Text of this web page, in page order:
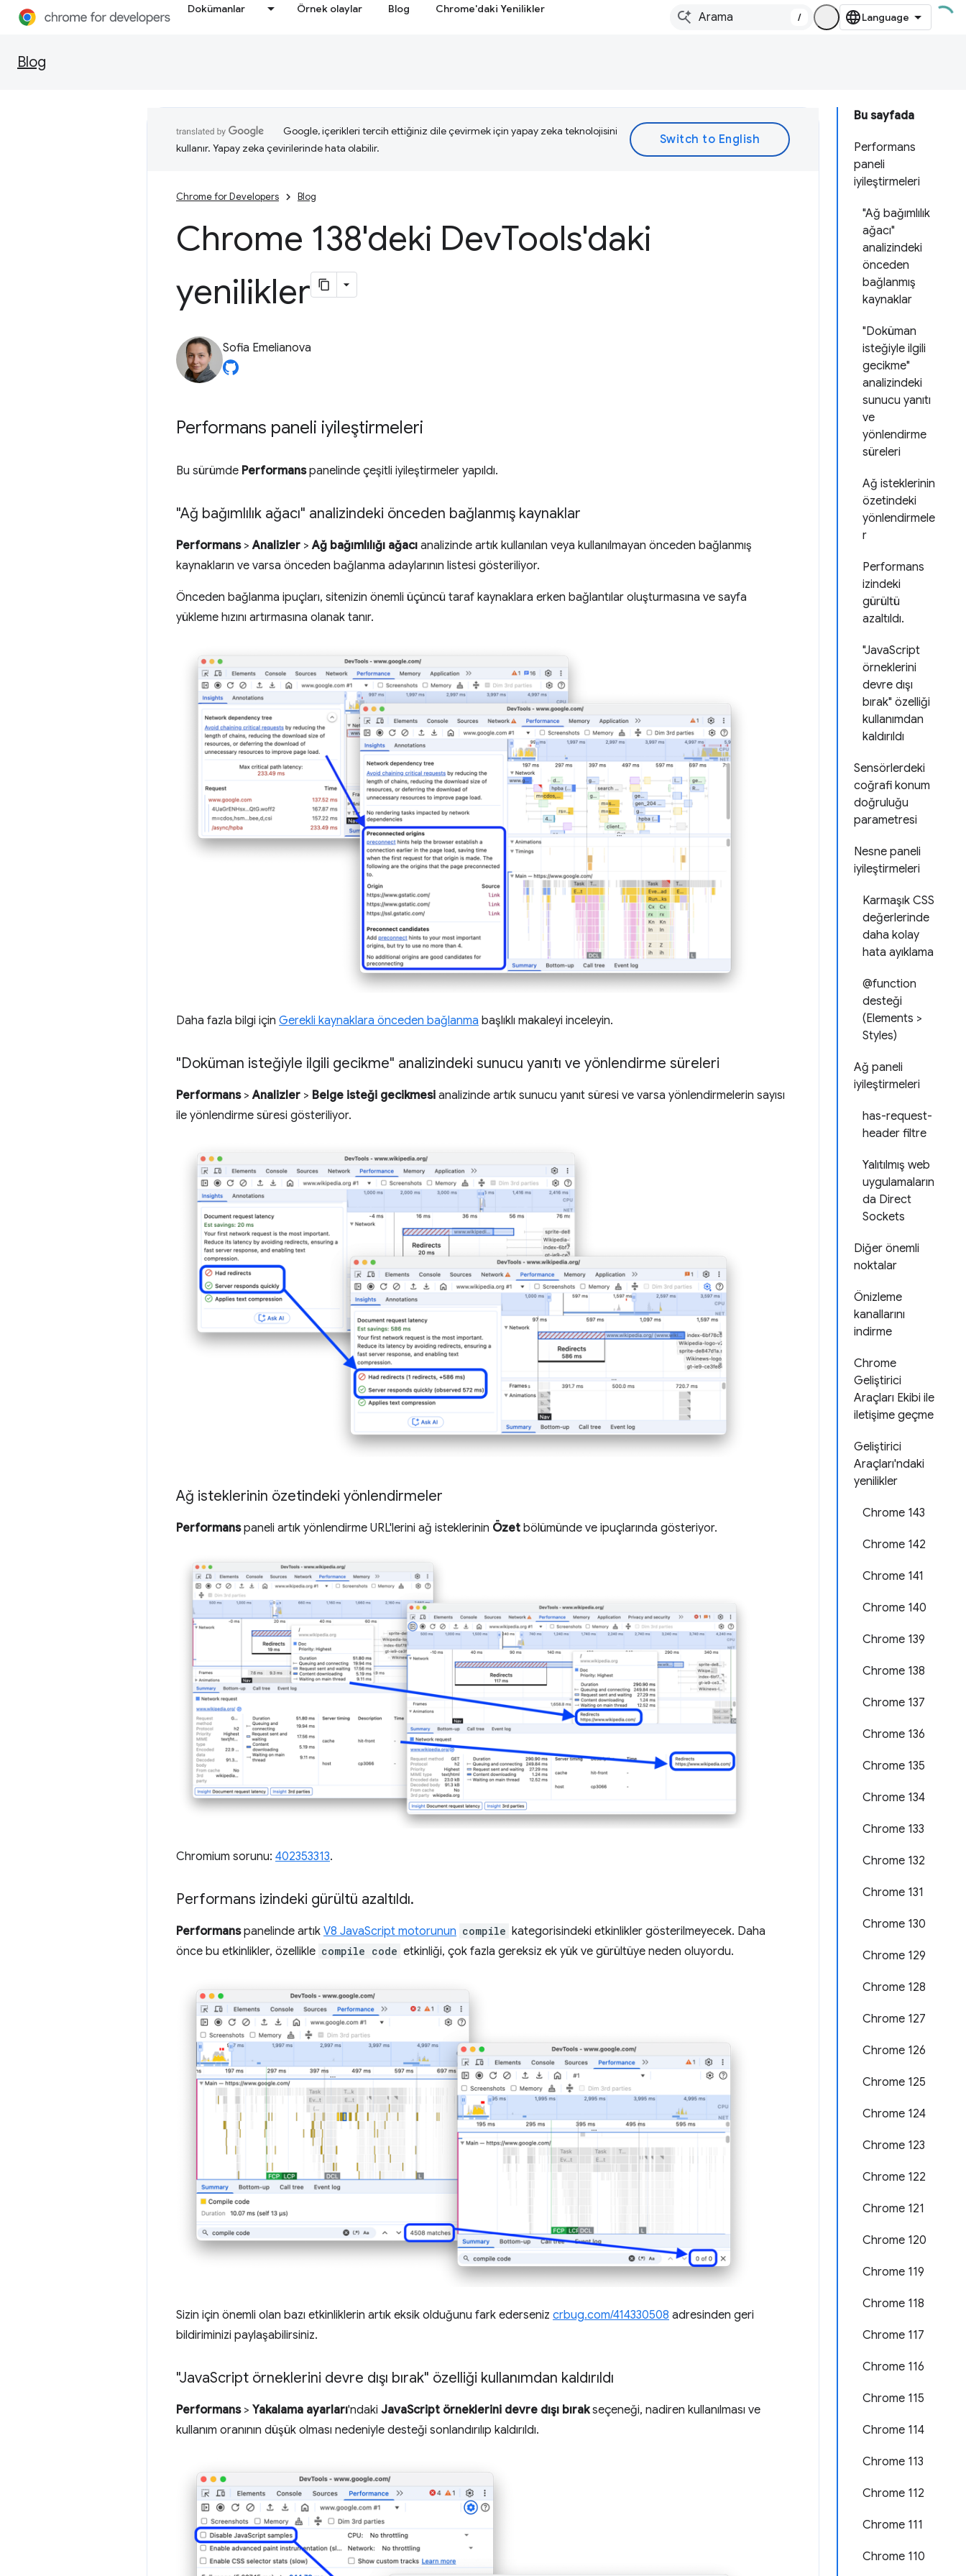
Dokümanlar Örnek olaylar Blog Chrome'daki Yenilikler
/
Blog
Bu sayfada
Performans
paneli
iyileştirmeleri
"Ağ bağımlılık
ağacı"
analizindeki
önceden
bağlanmış
kaynaklar
"Doküman
isteğiyle ilgili
gecikme"
analizindeki
sunucu yanıtı
ve
yönlendirme
süreleri
Ağ isteklerinin
özetindeki
yönlendirmele
r
Performans
izindeki
gürültü
azaltıldı.
"JavaScript
örneklerini
devre dışı
bırak" özelliği
kullanımdan
kaldırıldı
Sensörlerdeki
coğrafi konum
doğruluğu
parametresi
Nesne paneli
iyileştirmeleri
Karmaşık CSS
değerlerinde
daha kolay
hata ayıklama
@function
desteği
(Elements >
Styles)
Ağ paneli
iyileştirmeleri
has-request-
header filtre
Yalıtılmış web
uygulamaların
da Direct
Sockets
Diğer önemli
noktalar
Önizleme
kanallarını
indirme
Chrome
Geliştirici
Araçları Ekibi ile
iletişime geçme
Geliştirici
Araçları'ndaki
yenilikler
Chrome 143
Chrome 142
Chrome 141
Chrome 140
Chrome 139
Chrome 138
Chrome 137
Chrome 136
Chrome 135
Chrome 134
Chrome 133
Chrome 132
Chrome 131
Chrome 130
Chrome 129
Chrome 128
Chrome 127
Chrome 126
Chrome 125
Chrome 124
Chrome 123
Chrome 122
Chrome 121
Chrome 120
Chrome 119
Chrome 118
Chrome 117
Chrome 116
Chrome 115
Chrome 114
Chrome 113
Chrome 112
Chrome 111
Chrome 110
Google, içerikleri tercih ettiğiniz dile çevirmek için yapay zeka teknolojisini
kullanır. Yapay zeka çevirilerinde hata olabilir.
Chrome for Developers Blog
Chrome 138'deki DevTools'daki
yenilikler
Sofia Emelianova
Performans paneli iyileştirmeleri
Bu sürümde Performanspanelinde çeşitli iyileştirmeler yapıldı.
"Ağ bağımlılık ağacı" analizindeki önceden bağlanmış kaynaklar
Performans>Analizler >Ağ bağımlılığı ağacı analizinde artık kullanılan veya kullanılmayan önceden bağlanmış
kaynakların ve varsa önceden bağlanma adaylarının listesi gösteriliyor.
Önceden bağlanma ipuçları, sitenizin önemli üçüncü taraf kaynaklara erken bağlantılar oluşturmasına ve sayfa
yükleme hızını artırmasına olanak tanır.
Daha fazla bilgi için Gerekli kaynaklara önceden bağlanma başlıklı makaleyi inceleyin.
"Doküman isteğiyle ilgili gecikme" analizindeki sunucu yanıtı ve yönlendirme süreleri
Performans>Analizler > Belge isteği gecikmesi analizinde artık sunucu yanıt süresi ve varsa yönlendirmelerin sayısı
ile yönlendirme süresi gösteriliyor.
Ağ isteklerinin özetindeki yönlendirmeler
Performanspaneli artık yönlendirme URL'lerini ağ isteklerinin Özet bölümünde ve ipuçlarında gösteriyor.
Chromium sorunu: 402353313.
Performans izindeki gürültü azaltıldı.
Performanspanelinde artık V8 JavaScript motorunun compile kategorisindeki etkinlikler gösterilmeyecek. Daha
önce bu etkinlikler, özellikle compile code etkinliği, çok fazla gereksiz ek yük ve gürültüye neden oluyordu.
Sizin için önemli olan bazı etkinliklerin artık eksik olduğunu fark ederseniz crbug.com/414330508 adresinden geri
bildiriminizi paylaşabilirsiniz.
"JavaScript örneklerini devre dışı bırak" özelliği kullanımdan kaldırıldı
Performans> Yakalama ayarları'ndaki JavaScript örneklerini devre dışı bırakseçeneği, nadiren kullanılması ve
kullanım oranının düşük olması nedeniyle desteği sonlandırılıp kaldırıldı.